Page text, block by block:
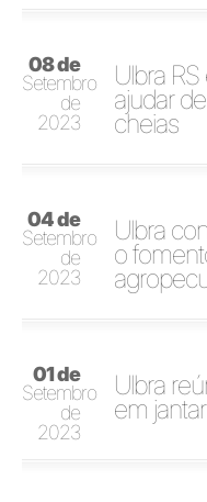
08 de
Setembro
de
2023
Ulbra
ajudar
cheias
04 de
Setembro
de
2023
Ulbra
o
01 de
Setembro
de
2023
Ulbra
em